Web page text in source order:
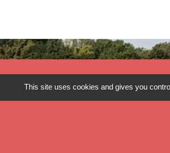
Contact
This site uses cookies and gives you